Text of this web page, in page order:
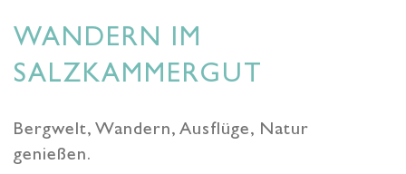
WANDERN IM
SALZKAMMERGUT
Bergwelt, Wandern, Ausflüge, Natur
genießen.